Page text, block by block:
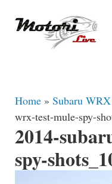
Home » Subaru
wrx-test-mule-spy-
2014-
spy-